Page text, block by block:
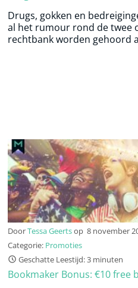
Drugs, gokken en
al het rumour rond de twee
rechtbank worden gehoord
DoorTessa Geertsop 8 november
Categorie: Promoties
Geschatte Leestijd: 3 minuten
Bookmaker Bonus: €10 free